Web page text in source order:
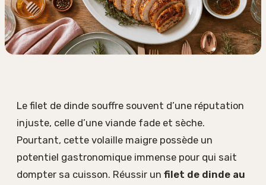
Le filet de dinde souffre souvent d’une réputation
injuste, celle d’une viande fade et sèche.
Pourtant, cette volaille maigre possède un
potentiel gastronomique immense pour qui sait
dompter sa cuisson. Réussir un filet de dinde au